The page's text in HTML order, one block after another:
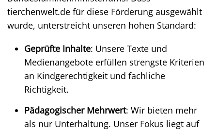
tierchenwelt.de für diese Förderung ausgewählt
wurde, unterstreicht unseren hohen Standard:
Geprüfte Inhalte: Unsere Texte und
Medienangebote erfüllen strengste Kriterien
an Kindgerechtigkeit und fachliche
Richtigkeit.
Pädagogischer Mehrwert: Wir bieten mehr
als nur Unterhaltung. Unser Fokus liegt auf